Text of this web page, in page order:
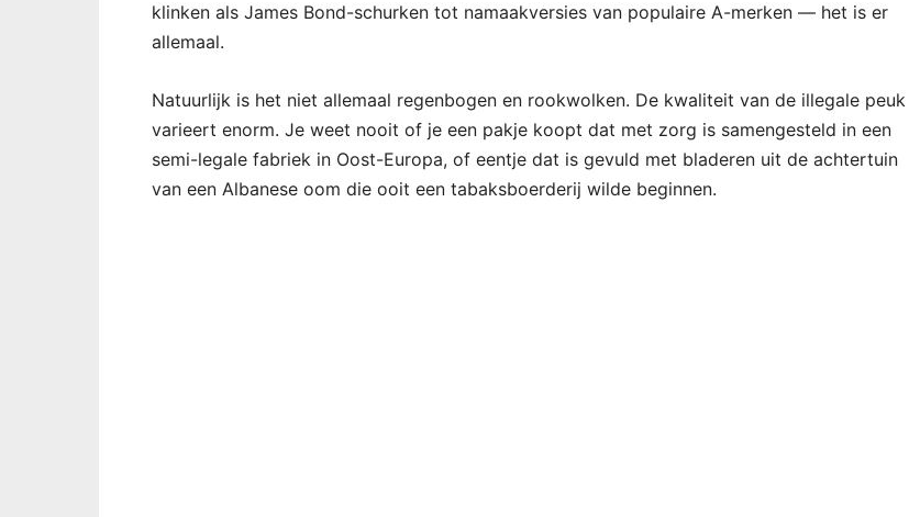
klinken als James Bond-schurken tot namaakversies van populaire A-merken — het is er
allemaal.
Natuurlijk is het niet allemaal regenbogen en rookwolken. De kwaliteit van de illegale peuk
varieert enorm. Je weet nooit of je een pakje koopt dat met zorg is samengesteld in een
semi-legale fabriek in Oost-Europa, of eentje dat is gevuld met bladeren uit de achtertuin
van een Albanese oom die ooit een tabaksboerderij wilde beginnen.